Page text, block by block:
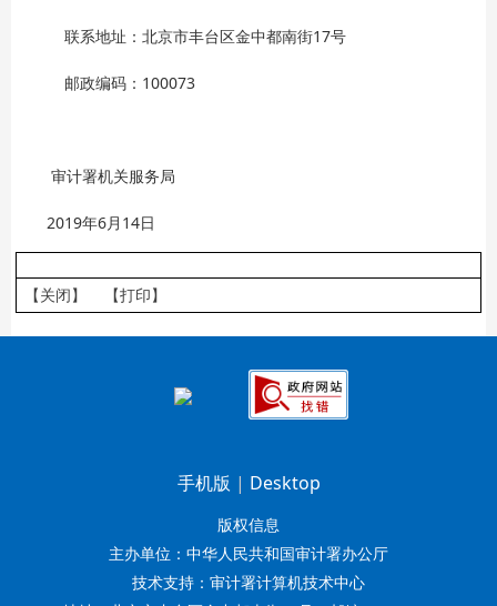
联系地址：北京市丰台区金中都南街17号
邮政编码：100073
审计署机关服务局
2019年6月14日
【关闭】 【打印】
手机版 | Desktop
版权信息
主办单位：中华人民共和国审计署办公厅
技术支持：审计署计算机技术中心